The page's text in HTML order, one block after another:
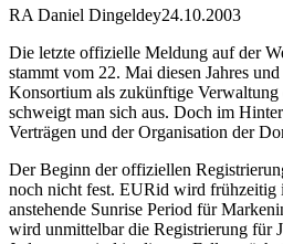
RA Daniel Dingeldey24.10.2003
Die letzte offizielle Meldung auf der
stammt vom 22. Mai diesen Jahres
Konsortium als zukünftige
schweigt man sich aus. Doch im
Verträgen und der Organisation der
Der Beginn der offiziellen
noch nicht fest. EURid wird frühzeitig
anstehende Sunrise Period für
wird unmittelbar die Registrierung für